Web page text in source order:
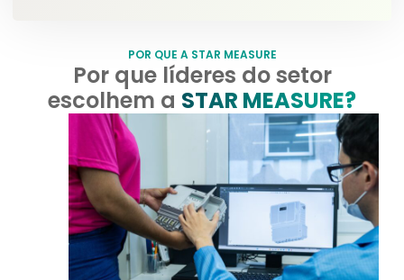
POR QUE A STAR MEASURE
Por que líderes do setor
escolhem a STAR MEASURE?